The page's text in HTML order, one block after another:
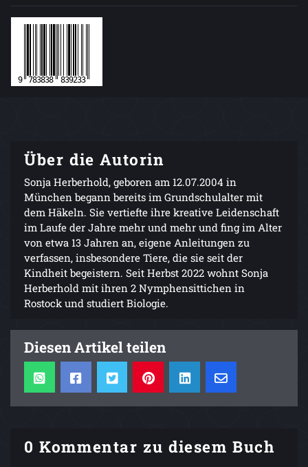
Über die Autorin
Sonja Herberhold, geboren am 12.07.2004 in
München begann bereits im Grundschulalter mit
dem Häkeln. Sie vertiefte ihre kreative Leidenschaft
im Laufe der Jahre mehr und mehr und fing im Alter
von etwa 13 Jahren an, eigene Anleitungen zu
verfassen, insbesondere Tiere, die sie seit der
Kindheit begeistern. Seit Herbst 2022 wohnt Sonja
Herberhold mit ihren 2 Nymphensittichen in
Rostock und studiert Biologie.
Diesen Artikel teilen
0 Kommentar zu diesem Buch